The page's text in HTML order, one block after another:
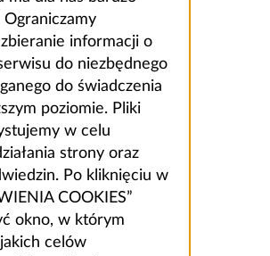
Ograniczamy
informacji o
do niezbędnego
do świadczenia
poziomie. Pliki
w celu
strony oraz
Po kliknięciu w
COOKIES”
okno, w którym
celów